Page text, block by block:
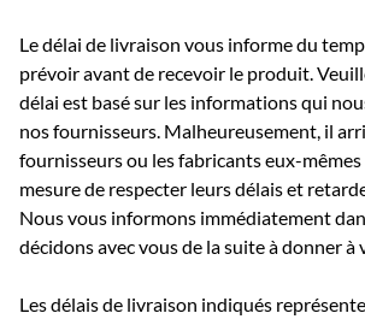
Le délai de livraison vous informe du
prévoir avant de recevoir le produit.
délai est basé sur les informations qui
nos fournisseurs. Malheureusement, il
fournisseurs ou les fabricants eux-mêmes
mesure de respecter leurs délais et
Nous vous informons immédiatement
décidons avec vous de la suite à donner à
Les délais de livraison indiqués